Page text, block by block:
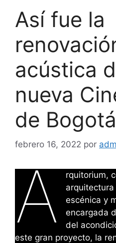
Así fue la
acústica
nueva
de Bogotá
febrero 16, 2022 por
A
rquitorium,
escénica y
encargada
del
este gran proyecto, la